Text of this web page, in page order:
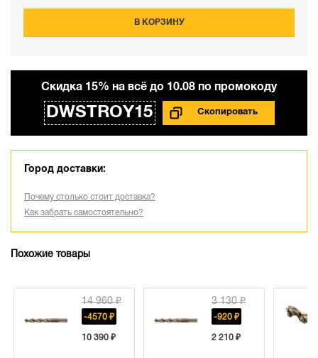
В КОРЗИНУ
Cкидка 15% на всё до 10.08 по промокоду
DWSTROY15
Город доставки:
Почему столько стоит доставка?
Как забрать самостоятельно?
Похожие товары
14 960 ₽
-4570 ₽
10 390 ₽
3 130 ₽
-920 ₽
2 210 ₽